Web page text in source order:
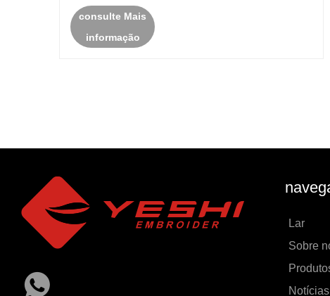
e médias empresas de bordado que buscam
confiabilidade, velocidade e versatilidad......
consulte Mais
informação
Lar
Sobre
Notícias